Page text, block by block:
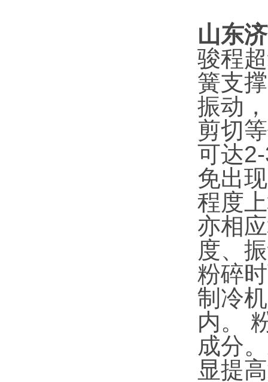
山东
骏程
簧支
振动
剪切
可达
免出
程度
亦相
度、
粉碎
制冷
内。
成分
显提